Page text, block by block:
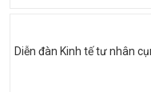
Diễn đàn Kinh tế tư nhân